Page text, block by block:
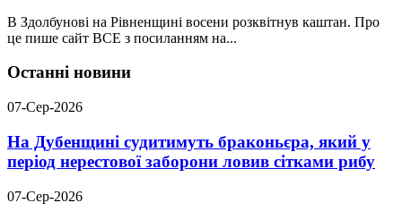
В Здолбунові на Рівненщині восени розквітнув каштан. Про
це пише сайт ВСЕ з посиланням на...
Останні новини
07-Сер-2026
На Дубенщині судитимуть браконьєра, який у
період нерестової заборони ловив сітками рибу
07-Сер-2026